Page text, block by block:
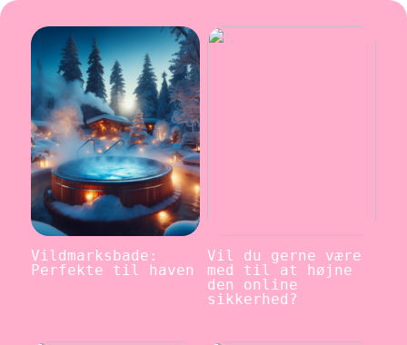
Vildmarksbade:
Perfekte til haven
Vil du gerne være
med til at højne
den online
sikkerhed?